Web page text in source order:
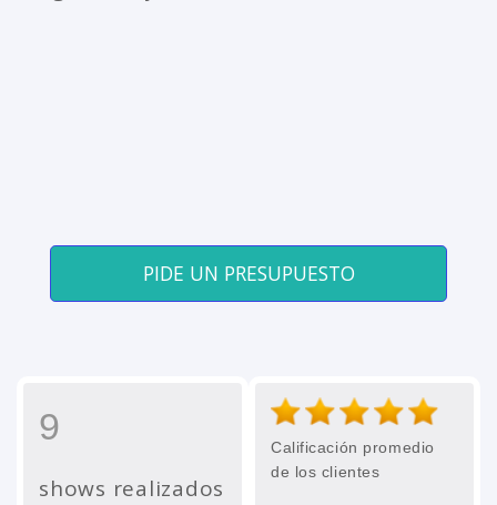
PIDE UN PRESUPUESTO
9
shows realizados
Calificación promedio
de los clientes